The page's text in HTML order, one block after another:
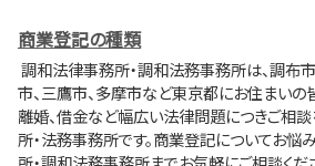
商業登記の種類
調和法律事務所・調和法務事務所は、調布市
市、三鷹市、多摩市など東京都にお住まいの
離婚、借金など幅広い法律問題につきご相
所・法務事務所です。商業登記についてお悩